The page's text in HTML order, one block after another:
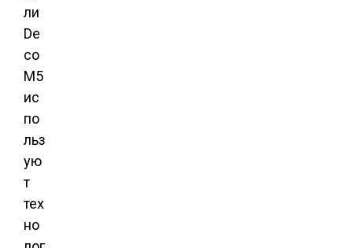
ли
De
co
M5
ис
по
льз
ую
т
тех
но